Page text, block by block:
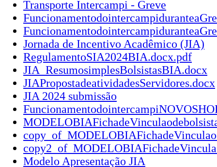
Transporte Intercampi - Greve
Jornada de Incentivo Acadêmico (JIA)
RegulamentoSIA2024BIA.docx.pdf
JIA_ResumosimplesBolsistasBIA.docx
JIAPropostadeatividadesServidores.docx
JIA 2024 submissão
Modelo Apresentação JIA